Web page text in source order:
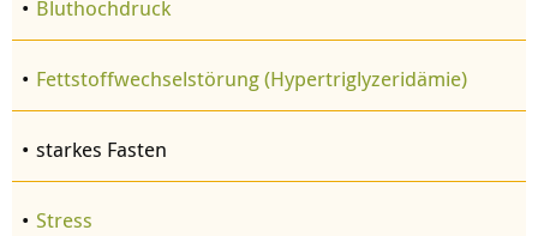
Bluthochdruck
Fettstoffwechselstörung (Hypertriglyzeridämie)
starkes Fasten
Stress